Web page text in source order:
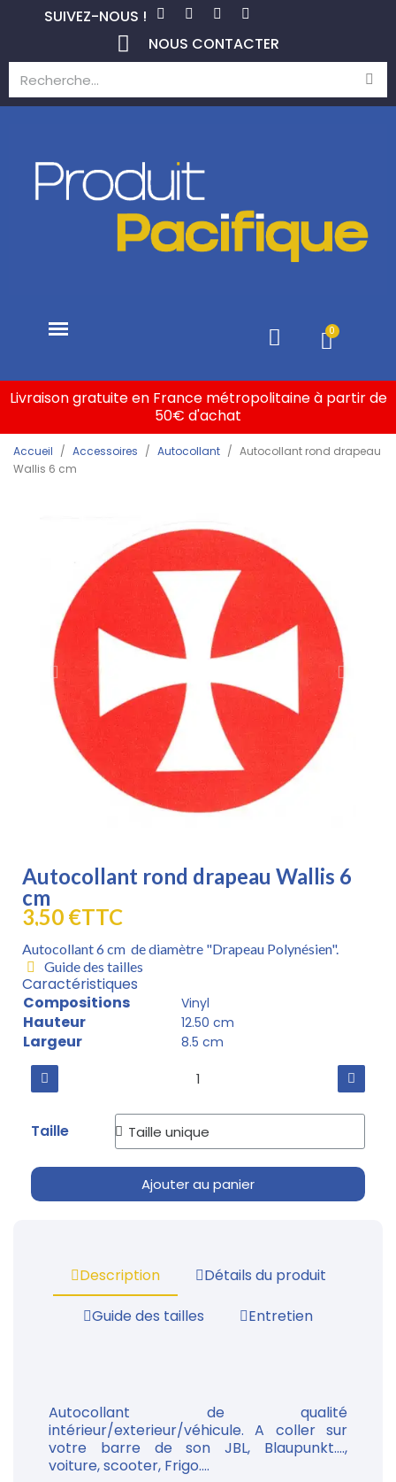
SUIVEZ-NOUS !
NOUS CONTACTER
Livraison gratuite en France métropolitaine à partir de
50€ d'achat
Accueil Accessoires Autocollant
Autocollant rond drapeau
Wallis 6 cm
Autocollant rond drapeau Wallis 6
cm
3,50 €TTC
Autocollant 6 cm de diamètre "Drapeau Polynésien".
Guide des tailles
Caractéristiques
Compositions
Vinyl
Hauteur 12.50 cm
Largeur 8.5 cm
Taille
Ajouter au panier
Description
Détails du produit
Guide des tailles
Entretien
Autocollant de qualité
intérieur/exterieur/véhicule. A coller sur
votre barre de son JBL, Blaupunkt....,
voiture, scooter, Frigo....